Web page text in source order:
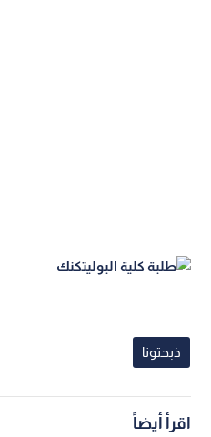
ذبحتونا
اقرأ أيضاً